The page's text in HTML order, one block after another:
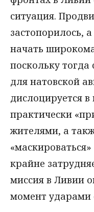
ситуация.
застопорилось, а
начать
поскольку
для натовской
дислоцируется
практически
жителями, а
крайне
миссия в Ливии
момент ударами